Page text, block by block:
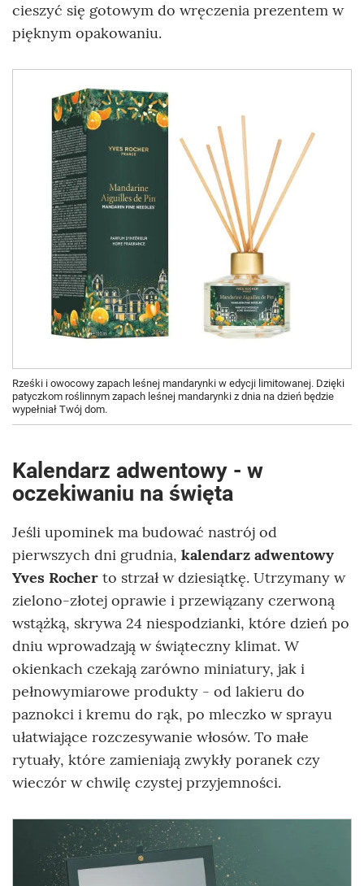
cieszyć się gotowym do wręczenia prezentem w
pięknym opakowaniu.
Rześki i owocowy zapach leśnej mandarynki w edycji limitowanej. Dzięki
patyczkom roślinnym zapach leśnej mandarynki z dnia na dzień będzie
wypełniał Twój dom.
Kalendarz adwentowy - w
oczekiwaniu na święta
Jeśli upominek ma budować nastrój od
pierwszych dni grudnia, kalendarz adwentowy
Yves Rocher to strzał w dziesiątkę. Utrzymany w
zielono-złotej oprawie i przewiązany czerwoną
wstążką, skrywa 24 niespodzianki, które dzień po
dniu wprowadzają w świąteczny klimat. W
okienkach czekają zarówno miniatury, jak i
pełnowymiarowe produkty - od lakieru do
paznokci i kremu do rąk, po mleczko w sprayu
ułatwiające rozczesywanie włosów. To małe
rytuały, które zamieniają zwykły poranek czy
wieczór w chwilę czystej przyjemności.